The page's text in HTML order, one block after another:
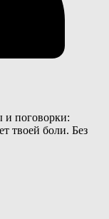
и поговорки:
твоей боли. Без